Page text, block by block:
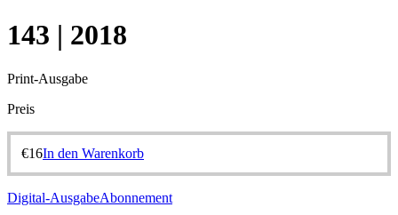
143 | 2018
Print-Ausgabe
Preis
€16In den Warenkorb
Digital-AusgabeAbonnement